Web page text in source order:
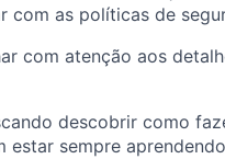
com as políticas de
com atenção aos
descobrir como
estar sempre